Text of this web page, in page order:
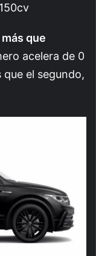
que
acelera de 0
el segundo,